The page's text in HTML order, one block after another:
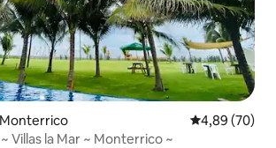
Évaluation
4,89 (70)
Villas la Mar ~ Monterrico ~